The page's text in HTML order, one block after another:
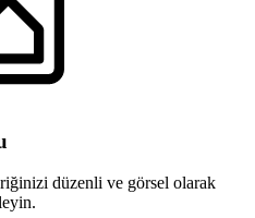
düzenli ve görsel olarak